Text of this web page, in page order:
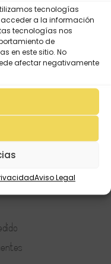
tecnologías
a la información
tecnologías nos
de
en este sitio. No
afectar negativamente
Aviso Legal